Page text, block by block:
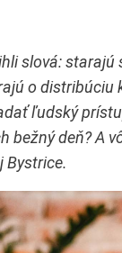
slová:
o
ľudský
bežný deň? A
Bystrice.